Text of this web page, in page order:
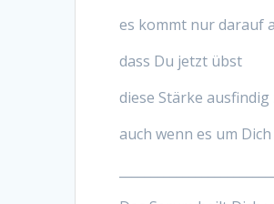
es kommt nur darauf
dass Du jetzt übst
diese Stärke ausfindig
auch wenn es um